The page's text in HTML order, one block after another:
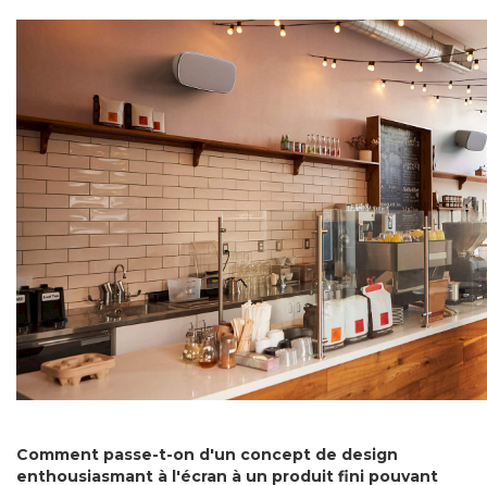
Comment passe-t-on d'un concept de design
enthousiasmant à l'écran à un produit fini pouvant